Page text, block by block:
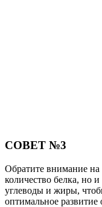
СОВЕТ №3
Обратите внимание
количество белка, но
углеводы и жиры,
оптимальное развитие